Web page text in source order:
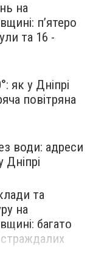
на
п’ятеро
та 16 -
як у Дніпрі
повітряна
води: адреси
Дніпрі
та
на
багато